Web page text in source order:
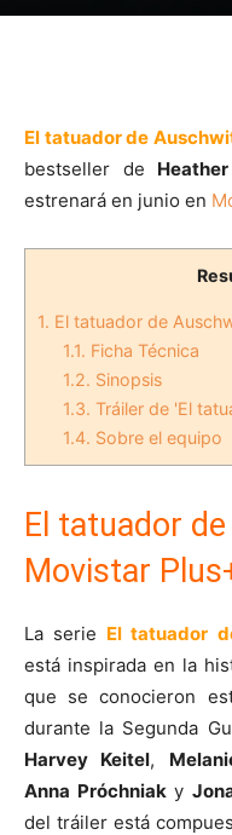
​El tatuador de
bestseller de
estrenará en junio en
1. ​El tatuador de
1.1. Ficha Técnica
1.2. Sinopsis
1.3. Tráiler de 'El
1.4. Sobre el equipo
​El tatuador
Movistar
La serie ​El tatuador
está inspirada en la
que se conocieron
durante la Segunda
Harvey Keitel,
Anna Próchniak y
del tráiler está